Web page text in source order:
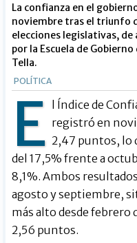
La confianza en el
noviembre tras el triunfo
elecciones legislativas, de
por la Escuela de
Tella.
POLÍTICA
E l Índice de
registró en
2,47 puntos, lo
del 17,5% frente a
8,1%. Ambos
agosto y septiembre,
más alto desde febrero
2,56 puntos.